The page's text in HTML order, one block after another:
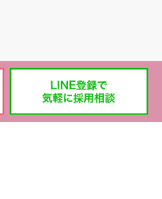
プライバシーポリシー